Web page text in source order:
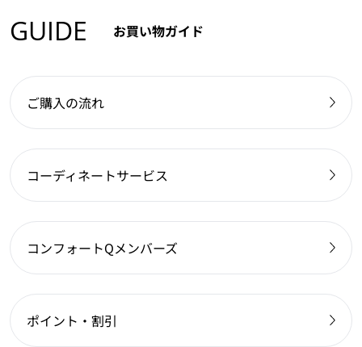
GUIDE お買い物ガイド
ご購入の流れ
コーディネートサービス
コンフォートQメンバーズ
ポイント・割引